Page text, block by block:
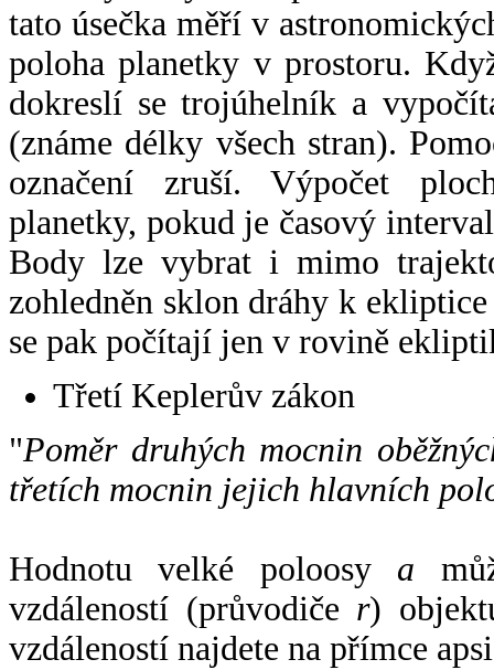
tato úsečka měří v
poloha planetky v prostoru.
dokreslí se trojúhelník a
(známe délky všech stran).
označení zruší. Výpočet
planetky, pokud je časový
Body lze vybrat i mimo
zohledněn sklon dráhy k
se pak počítají jen v rovině
Třetí Keplerův zákon
"Poměr druhých mocnin
třetích mocnin jejich hlavních
Hodnotu velké poloosy a
vzdáleností (průvodiče r)
vzdáleností najdete na přímce